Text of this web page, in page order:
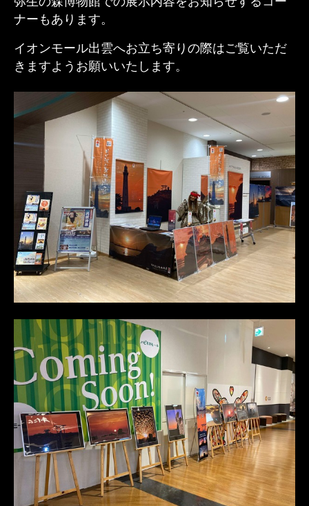
ナーもあります。
イオンモール出雲へお立ち寄りの際はご覧いただ
きますようお願いいたします。